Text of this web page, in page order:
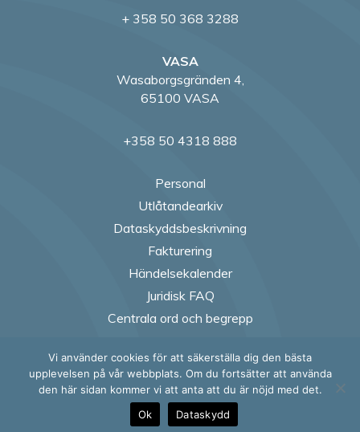
+ 358 50 368 3288
VASA
Wasaborgsgränden 4,
65100 VASA
+358 50 4318 888
Personal
Utlåtandearkiv
Dataskyddsbeskrivning
Fakturering
Händelsekalender
Juridisk FAQ
Centrala ord och begrepp
Follow us on
Follow us on
Follow
Vi använder cookies för att säkerställa dig den bästa
upplevelsen på vår webbplats. Om du fortsätter att använda
den här sidan kommer vi att anta att du är nöjd med det.
Ok
Dataskydd